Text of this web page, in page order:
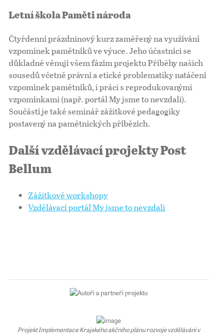
Letní škola Paměti národa
Čtyřdenní prázdninový kurz zaměřený na využívání
vzpomínek pamětníků ve výuce. Jeho účastníci se
důkladně věnují všem fázím projektu Příběhy našich
sousedů včetně právní a etické problematiky natáčení
vzpomínek pamětníků, i práci s reprodukovanými
vzpomínkami (např. portál My jsme to nevzdali).
Součástí je také seminář zážitkové pedagogiky
postavený na pamětnických příbězích.
Další vzdělávací projekty Post
Bellum
Zážitkové workshopy
Vzdělávací portál My jsme to nevzdali
Projekt Implementace Krajského akčního plánu rozvoje vzdělávání v